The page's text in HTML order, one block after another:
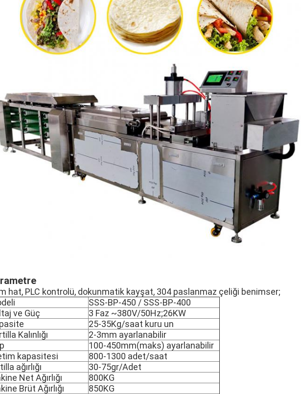
hat, PLC kontrolü, dokunmatik kayşat, 304 paslanmaz çeliği benimser;
SSS-BP-450 / SSS-BP-400
ve Güç
3 Faz ~380V/50Hz;26KW
25-35Kg/saat kuru un
Kalınlığı
2-3mm ayarlanabilir
100-450mm(maks) ayarlanabilir
kapasitesi
800-1300 adet/saat
ağırlığı
30-75gr/Adet
Net Ağırlığı
800KG
Brüt Ağırlığı
850KG